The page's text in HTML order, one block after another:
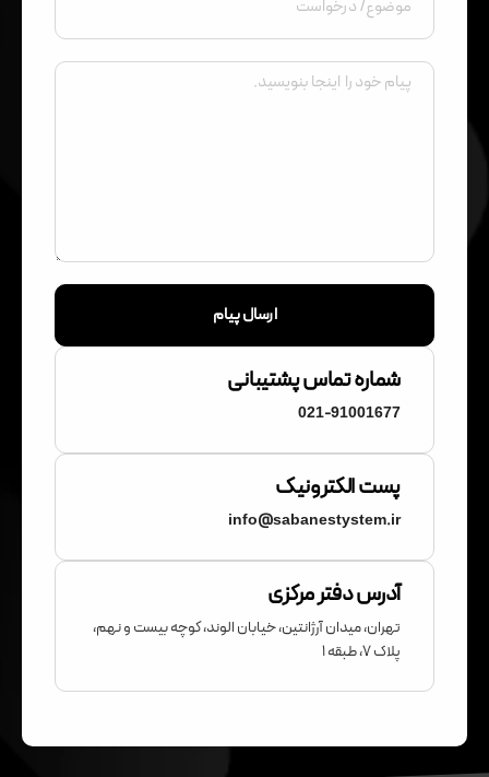
ارسال پیام
شماره تماس پشتیبانی
021-91001677
پست الکترونیک
info@sabanestystem.ir
آدرس دفتر مرکزی
تهران، میدان آرژانتین، خیابان الوند، کوچه بیست و نهم،
پلاک ۷، طبقه ۱